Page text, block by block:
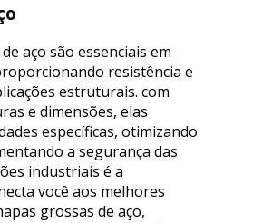
aço são essenciais em
resistência e
estruturais. com
e dimensões, elas
específicas, otimizando
a segurança das
industriais é a
você aos melhores
grossas de aço,